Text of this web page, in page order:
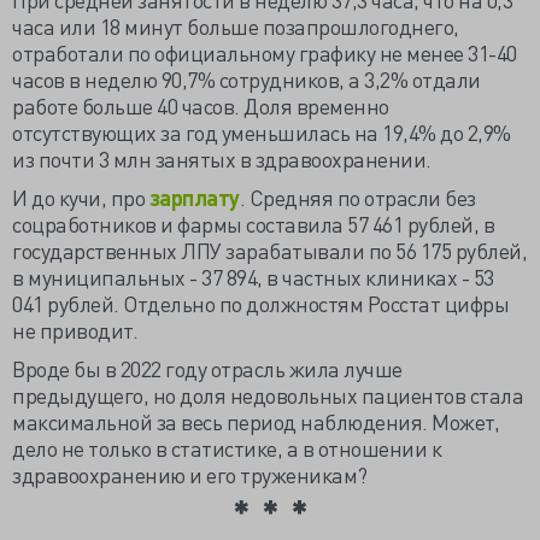
часа или 18 минут больше позапрошлогоднего,
отработали по официальному графику не менее 31-40
часов в неделю 90,7% сотрудников, а 3,2% отдали
работе больше 40 часов. Доля временно
отсутствующих за год уменьшилась на 19,4% до 2,9%
из почти 3 млн занятых в здравоохранении.
И до кучи, прозарплату. Средняя по отрасли без
соцработников и фармы составила 57 461 рублей, в
государственных ЛПУ зарабатывали по 56 175 рублей,
в муниципальных - 37 894, в частных клиниках - 53
041 рублей. Отдельно по должностям Росстат цифры
не приводит.
Вроде бы в 2022 году отрасль жила лучше
предыдущего, но доля недовольных пациентов стала
максимальной за весь период наблюдения. Может,
дело не только в статистике, а в отношении к
здравоохранению и его труженикам?